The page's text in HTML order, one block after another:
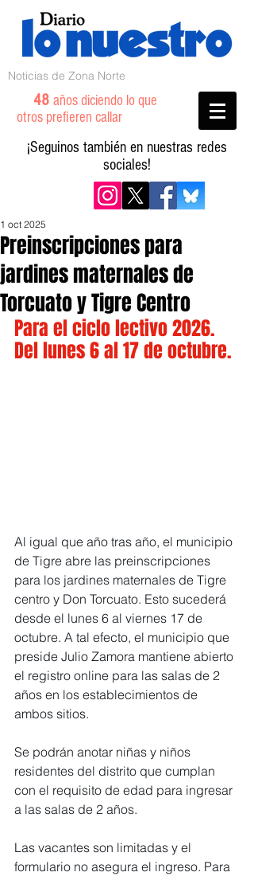
Noticias de Zona Norte
48 años diciendo lo que
otros prefieren callar
¡Seguinos también en nuestras redes
sociales!
Preinscripciones para
jardines maternales de
Torcuato y Tigre Centro
1 oct 2025
Para el ciclo lectivo 2026.
Del lunes 6 al 17 de octubre.
Al igual que año tras año, el municipio
de Tigre abre las preinscripciones
para los jardines maternales de Tigre
centro y Don Torcuato. Esto sucederá
desde el lunes 6 al viernes 17 de
octubre. A tal efecto, el municipio que
preside Julio Zamora mantiene abierto
el registro online para las salas de 2
años en los establecimientos de
ambos sitios.
Se podrán anotar niñas y niños
residentes del distrito que cumplan
con el requisito de edad para ingresar
a las salas de 2 años.
Las vacantes son limitadas y el
formulario no asegura el ingreso. Para